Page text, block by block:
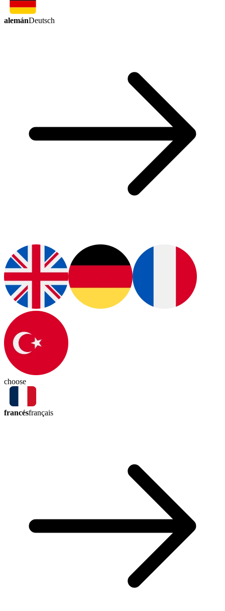
alemánDeutsch
choose
francésfrançais